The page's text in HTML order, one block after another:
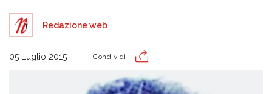
Redazione web
05 Luglio 2015 Condividi